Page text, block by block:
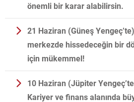
önemli bir karar alabilirsin.
21 Haziran (Güneş
merkezde hissedeceğin bir
için mükemmel!
10 Haziran (Jüpiter
Kariyer ve finans alanında